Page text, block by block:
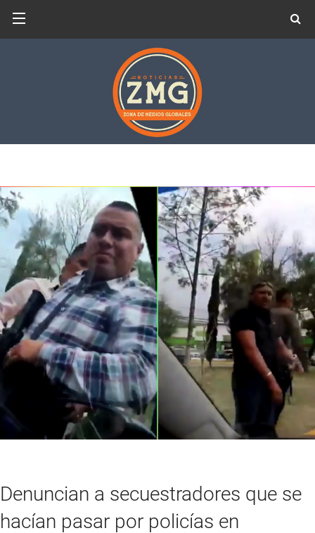
Denuncian a secuestradores que se
hacían pasar por policías en